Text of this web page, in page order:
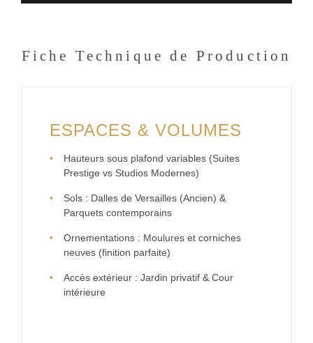
Fiche Technique de Production
ESPACES & VOLUMES
Hauteurs sous plafond variables (Suites
Prestige vs Studios Modernes)
Sols : Dalles de Versailles (Ancien) &
Parquets contemporains
Ornementations : Moulures et corniches
neuves (finition parfaite)
Accès extérieur : Jardin privatif & Cour
intérieure